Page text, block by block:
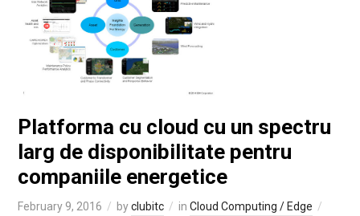
Platforma cu cloud cu un spectru
larg de disponibilitate pentru
companiile energetice
February 9, 2016 byclubitc in Cloud Computing / Edge